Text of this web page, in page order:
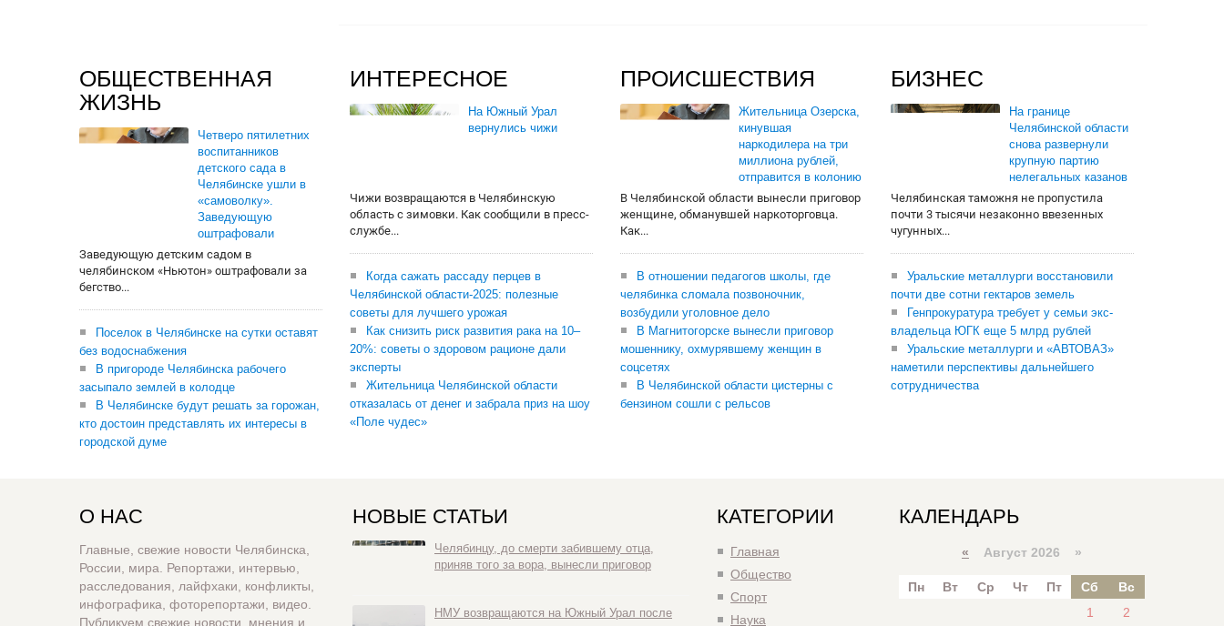
ОБЩЕСТВЕННАЯ
ЖИЗНЬ
Четверо пятилетних
воспитанников
детского сада в
Челябинске ушли в
«самоволку».
Заведующую
оштрафовали
Заведующую детским садом в
челябинском «Ньютон» оштрафовали за
бегство...
Поселок в Челябинске на сутки оставят
без водоснабжения
В пригороде Челябинска рабочего
засыпало землей в колодце
В Челябинске будут решать за горожан,
кто достоин представлять их интересы в
городской думе
ИНТЕРЕСНОЕ
На Южный Урал
вернулись чижи
Чижи возвращаются в Челябинскую
область с зимовки. Как сообщили в пресс-
службе...
Когда сажать рассаду перцев в
Челябинской области-2025: полезные
советы для лучшего урожая
Как снизить риск развития рака на 10–
20%: советы о здоровом рационе дали
эксперты
Жительница Челябинской области
отказалась от денег и забрала приз на шоу
«Поле чудес»
ПРОИСШЕСТВИЯ
Жительница Озерска,
кинувшая
наркодилера на три
миллиона рублей,
отправится в колонию
В Челябинской области вынесли приговор
женщине, обманувшей наркоторговца.
Как...
В отношении педагогов школы, где
челябинка сломала позвоночник,
возбудили уголовное дело
В Магнитогорске вынесли приговор
мошеннику, охмурявшему женщин в
соцсетях
В Челябинской области цистерны с
бензином сошли с рельсов
БИЗНЕС
На границе
Челябинской области
снова развернули
крупную партию
нелегальных казанов
Челябинская таможня не пропустила
почти 3 тысячи незаконно ввезенных
чугунных...
Уральские металлурги восстановили
почти две сотни гектаров земель
Генпрокуратура требует у семьи экс-
владельца ЮГК еще 5 млрд рублей
Уральские металлурги и «АВТОВАЗ»
наметили перспективы дальнейшего
сотрудничества
О НАС
Главные, свежие новости Челябинска,
России, мира. Репортажи, интервью,
расследования, лайфхаки, конфликты,
инфографика, фоторепортажи, видео.
Публикуем свежие новости, мнения и
НОВЫЕ СТАТЬИ
Челябинцу, до смерти забившему отца,
приняв того за вора, вынесли приговор
НМУ возвращаются на Южный Урал после
КАТЕГОРИИ
Главная
Общество
Спорт
Наука
КАЛЕНДАРЬ
« Август 2026 »
Пн Вт Ср Чт Пт Сб
Вс
1
2